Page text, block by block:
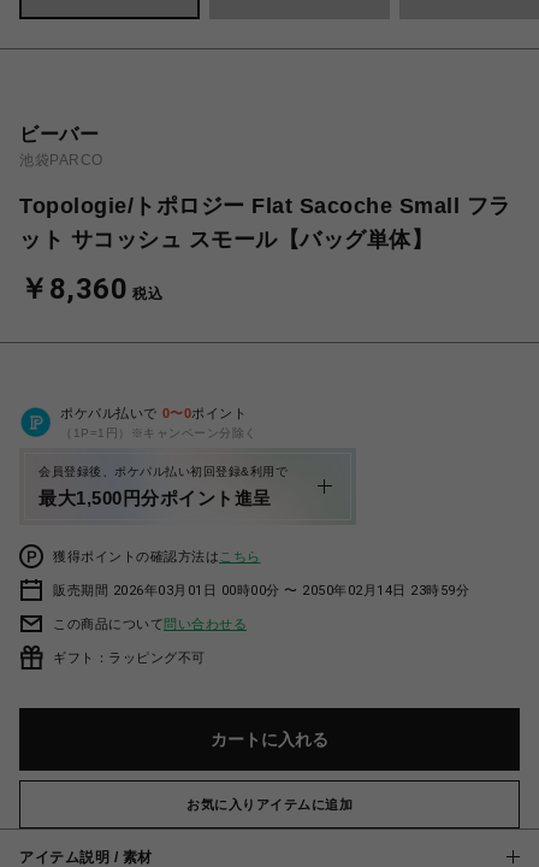
ビーバー
池袋PARCO
Topologie/トポロジー Flat Sacoche Small フラ
ット サコッシュ スモール【バッグ単体】
￥8,360 税込
ポケパル払いで 0〜0ポイント
（1P=1円）※キャンペーン分除く
会員登録後、ポケパル払い初回登録&利用で
最大1,500円分ポイント進呈
獲得ポイントの確認方法は こちら
販売期間 2026年03月01日 00時00分 〜 2050年02月14日 23時59分
この商品について問い合わせる
ギフト：ラッピング不可
カートに入れる
お気に入りアイテムに追加
アイテム説明 / 素材